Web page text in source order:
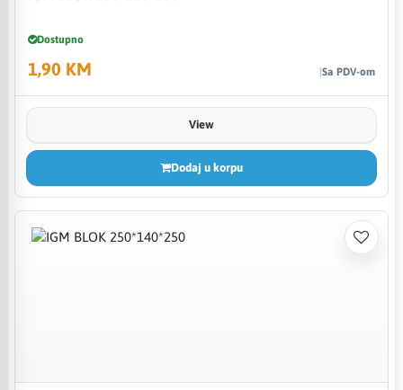
Dostupno
1,90 KM Sa PDV-om
View
Dodaj u korpu